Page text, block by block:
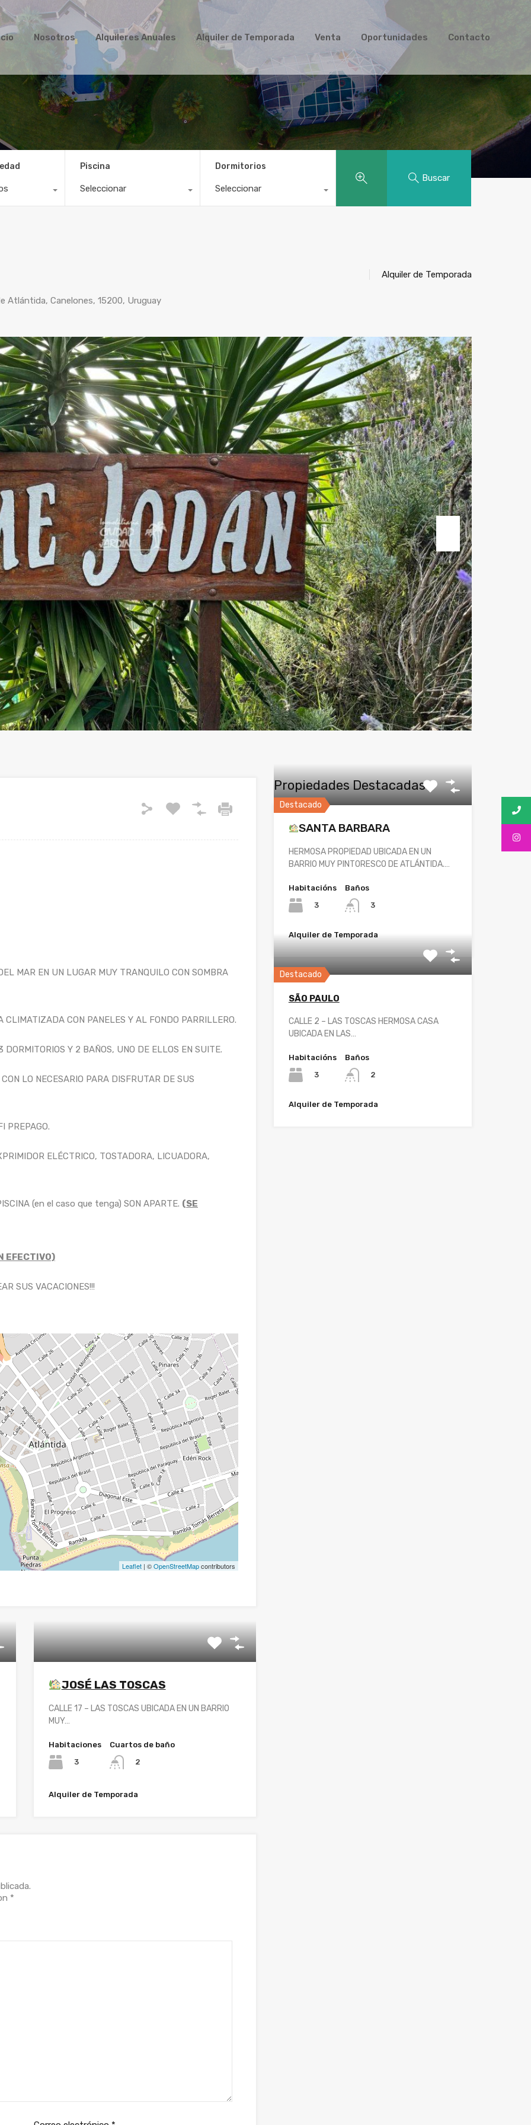
Inicio Nosotros Alquileres Anuales Venta Oportunidades
Nosotros Alquileres Anuales Alquiler de Temporada Venta Oportunidades Contacto
Piscina
Seleccionar
Dormitorios
Seleccionar
Buscar
Atlántida, Canelones, 15200, Uruguay
Alquiler de Temporada
Next
MAR EN UN LUGAR MUY TRANQUILO CON SOMBRA
CON PANELES Y AL FONDO PARRILLERO.
Y 2 BAÑOS, UNO DE ELLOS EN SUITE.
LO NECESARIO PARA DISFRUTAR DE SUS
PREPAGO.
ELÉCTRICO, TOSTADORA, LICUADORA,
(en el caso que tenga) SON APARTE. (SE
EFECTIVO)
SUS VACACIONES!!!
Leaflet| ©OpenStreetMapcontributors
JOSÉ LAS TOSCAS
CALLE 17 – LAS TOSCAS UBICADA EN UN BARRIO
MUY…
Habitaciones
3
Cuartos de baño
2
Alquiler de Temporada
*
Propiedades Destacadas
Destacado
SANTA BARBARA
HERMOSA PROPIEDAD UBICADA EN UN
BARRIO MUY PINTORESCO DE ATLÁNTIDA.…
Habitacións
3
Baños
3
Alquiler de Temporada
Destacado
SÃO PAULO
CALLE 2 – LAS TOSCAS HERMOSA CASA
UBICADA EN LAS…
Habitacións
3
Baños
2
Alquiler de Temporada